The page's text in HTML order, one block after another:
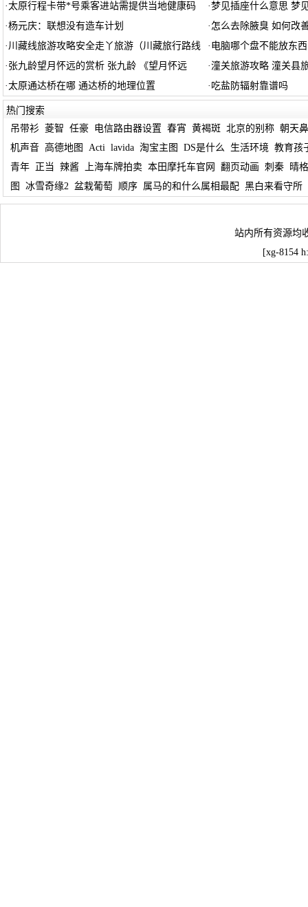
·太原行程卡带*号乘客进站需提供当地健康码 ·梦见插座什么意思 梦
·杨元庆：联想没有造车计划 · 怎么去除腋臭 如何改
· 川藏线旅游攻略安全走丫旅游（川藏旅行路线 · 电脑哪个盘不能放东西
· 张九龄望月怀远的赏析 张九龄 《望月怀远 ·潼关旅游攻略 潼关县
·太原通达桥在哪 通达桥的地理位置 · 吃盐防辐射靠谱吗
热门搜索
吊带衫 菱智 任豪 电信路由器设置 春宵 黄褐斑 北京的别称 朝天鼻
机声音
高德地图 Acti lavida 淘宝主图 DS是什么 生活环境 教育孩
青年
正当 辣酱 上海车牌拍卖 本田摩托车官网 翻页动画 刺秦
晴
图
冰雪奇缘2 盆栽葡萄 顺序 属马的和什么属相最配 黑白来看守所
站内所有资源均
[xg-8154